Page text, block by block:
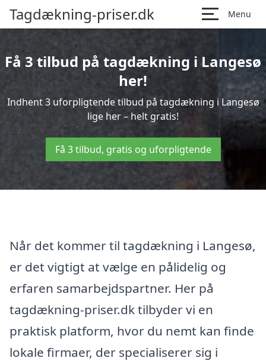
Tagdækning-priser.dk Menu
Få 3 tilbud på tagdækning i Langesø
her!
Indhent 3 uforpligtende tilbud på tagdækning i Langesø
lige her – helt gratis!
Få 3 tilbud, gratis og uforpligtende
Når det kommer til tagdækning i Langesø,
er det vigtigt at vælge en pålidelig og
erfaren samarbejdspartner. Her på
tagdækning-priser.dk tilbyder vi en
praktisk platform, hvor du nemt kan finde
lokale firmaer, der specialiserer sig i